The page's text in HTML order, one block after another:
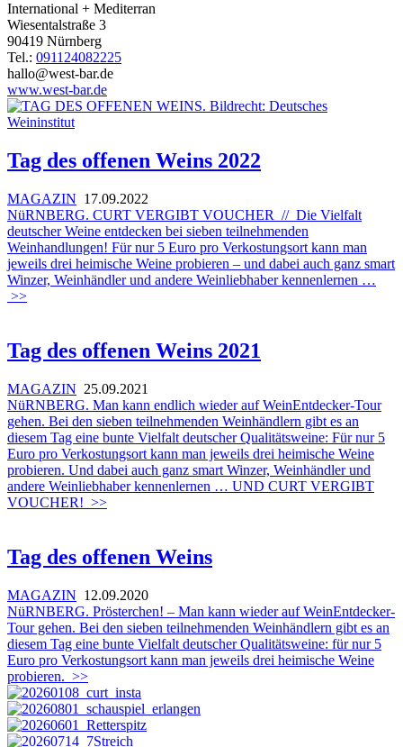
International + Mediterran
Wiesentalstraße 3
90419 Nürnberg
Tel.: 091124082225
hallo@west-bar.de
www.west-bar.de
Tag des offenen Weins 2022
MAGAZIN 17.09.2022
NüRNBERG. CURT VERGIBT VOUCHER // Die Vielfalt
deutscher Weine entdecken bei sieben teilnehmenden
Weinhandlungen! Für nur 5 Euro pro Verkostungsort kann man
jeweils drei heimische Weine probieren – und dabei auch ganz smart
Winzer, Weinhändler und andere Weinliebhaber kennenlernen …
>>
Tag des offenen Weins 2021
MAGAZIN 25.09.2021
NüRNBERG. Man kann endlich wieder auf WeinEntdecker-Tour
gehen. Bei den sieben teilnehmenden Weinhändlern gibt es an
diesem Tag eine bunte Vielfalt deutscher Qualitätsweine: Für nur 5
Euro pro Verkostungsort kann man jeweils drei heimische Weine
probieren. Und dabei auch ganz smart Winzer, Weinhändler und
andere Weinliebhaber kennenlernen … UND CURT VERGIBT
VOUCHER! >>
Tag des offenen Weins
MAGAZIN 12.09.2020
NüRNBERG. Prösterchen! – Man kann wieder auf WeinEntdecker-
Tour gehen. Bei den sieben teilnehmenden Weinhändlern gibt es an
diesem Tag eine bunte Vielfalt deutscher Qualitätsweine: für nur 5
Euro pro Verkostungsort kann man jeweils drei heimische Weine
probieren. >>